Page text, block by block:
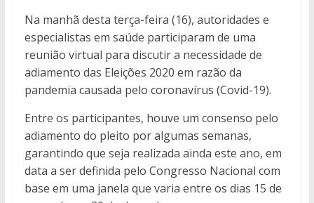
Na manhã desta terça-feira (16), autoridades e
especialistas em saúde participaram de uma
reunião virtual para discutir a necessidade de
adiamento das Eleições 2020 em razão da
pandemia causada pelo coronavírus (Covid-19).
Entre os participantes, houve um consenso pelo
adiamento do pleito por algumas semanas,
garantindo que seja realizada ainda este ano, em
data a ser definida pelo Congresso Nacional com
base em uma janela que varia entre os dias 15 de